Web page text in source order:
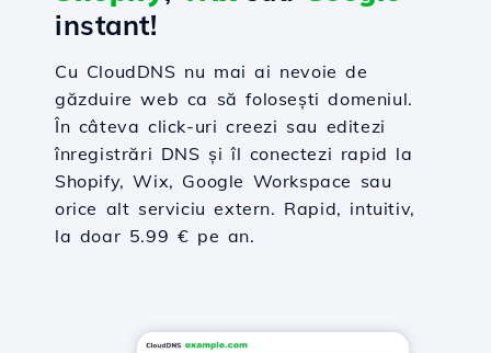
instant!
Cu CloudDNS nu mai ai nevoie de
găzduire web ca să folosești domeniul.
În câteva click-uri creezi sau editezi
înregistrări DNS și îl conectezi rapid la
Shopify, Wix, Google Workspace sau
orice alt serviciu extern. Rapid, intuitiv,
la doar 5.99 € pe an.